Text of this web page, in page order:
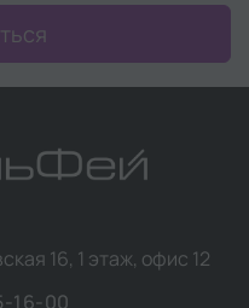
16, 1 этаж, офис 12
16-00